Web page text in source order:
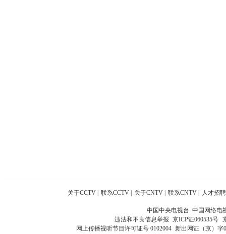
关于CCTV 联系CCTV 关于CNTV 联系CNTV 人才招聘
中国中央电视台 中国网络电
违法和不良信息举报 京ICP证060535号
网上传播视听节目许可证号 0102004 新出网证（京）